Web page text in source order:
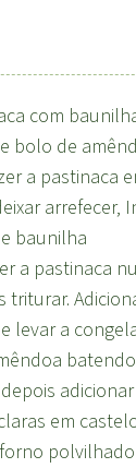
com
bolo de
a pastinaca
arrefecer,
baunilha
a pastinaca
triturar.
levar a
em